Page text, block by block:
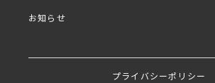
お知らせ
プライバシーポリシー